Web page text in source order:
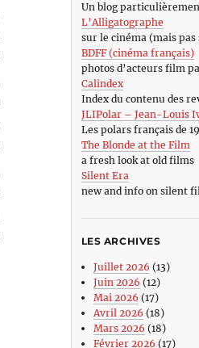
Un blog
L’Alligatographe
sur le cinéma (mais
BDFF (cinéma français)
photos d’acteurs film
Calindex
Index du contenu des
JLIPolar – Jean-Louis
Les polars français de
The Blonde at the Film
a fresh look at old films
Silent Era
new and info on silent
LES ARCHIVES
Juillet 2026 (13)
Juin 2026 (12)
Mai 2026 (17)
Avril 2026 (18)
Mars 2026 (18)
Février 2026 (17)